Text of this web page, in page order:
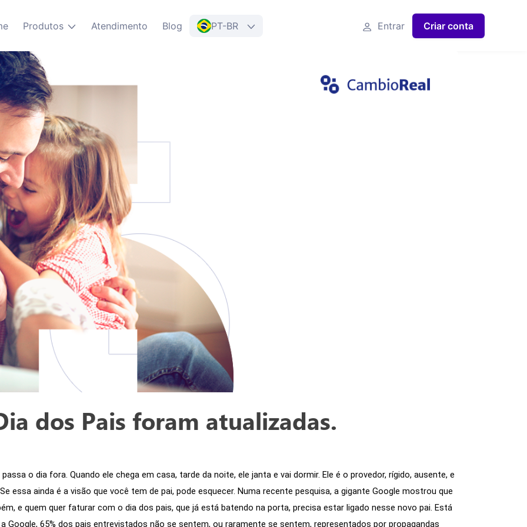
Produtos Atendimento Blog PT-BR Entrar Criar conta
dos Pais foram atualizadas.
o dia fora. Quando ele chega em casa, tarde da noite, ele janta e vai dormir. Ele é o provedor, rígido, ausente, e
essa ainda é a visão que você tem de pai, pode esquecer. Numa recente pesquisa, a gigante Google mostrou que
e quem quer faturar com o dia dos pais, que já está batendo na porta, precisa estar ligado nesse novo pai. Está
Google, 65% dos pais entrevistados não se sentem, ou raramente se sentem, representados por propagandas